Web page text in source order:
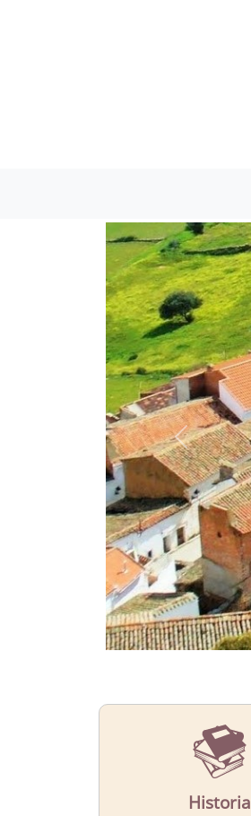
CONOCE
El municipio de Capilla
Más Información
Historia